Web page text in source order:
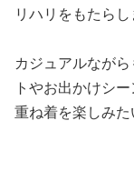
リハリをもたらし
カジュアルなが
トやお出かけシ
重ね着を楽しみた